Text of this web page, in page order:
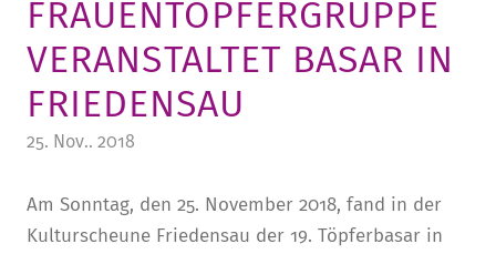
REGION UND FREIZEIT
MEDIATHEK
FRAUENTÖPFERGRUPPE
VERANSTALTET BASAR IN
FRIEDENSAU
25. Nov.. 2018
Am Sonntag, den 25. November 2018, fand in der
Kulturscheune Friedensau der 19. Töpferbasar in